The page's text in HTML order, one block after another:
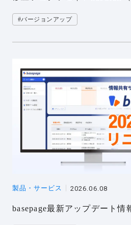
#バージョンアップ
製品・サービス 2026.06.08
basepage最新アップデート情